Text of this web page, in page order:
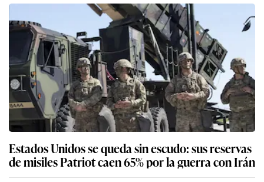
Estados Unidos se queda sin escudo: sus reservas
de misiles Patriot caen 65% por la guerra con Irán